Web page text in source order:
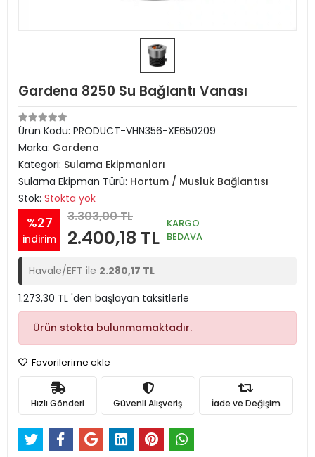
Gardena 8250 Su Bağlantı Vanası
Ürün Kodu: PRODUCT-VHN356-XE650209
Marka: Gardena
Kategori: Sulama Ekipmanları
Sulama Ekipman Türü: Hortum / Musluk Bağlantısı
Stok: Stokta yok
%27
indirim
3.303,00 TL
2.400,18 TL
KARGO
BEDAVA
Havale/EFT ile 2.280,17 TL
1.273,30 TL 'den başlayan taksitlerle
Ürün stokta bulunmamaktadır.
Favorilerime ekle
Hızlı Gönderi Güvenli Alışveriş İade ve Değişim